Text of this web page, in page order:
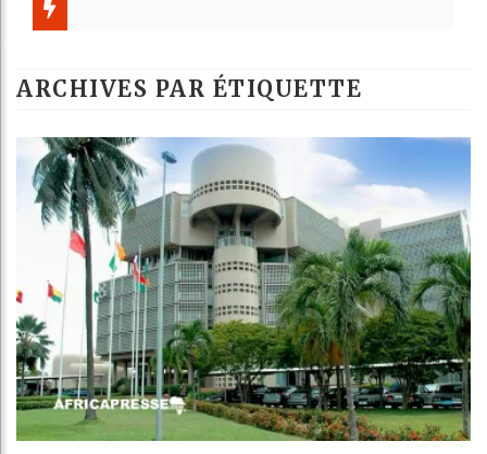
Réforme
Bénin :
ARCHIVES PAR ÉTIQUETTE